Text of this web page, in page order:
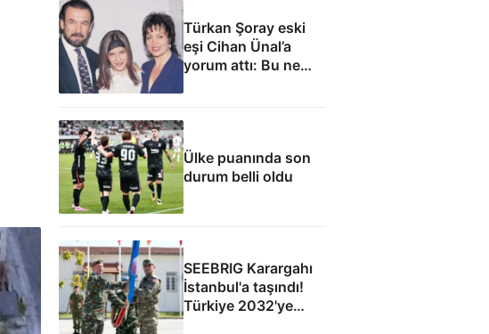
Türkan Şoray eski
eşi Cihan Ünal’a
yorum attı: Bu ne
Ülke puanında son
durum belli oldu
SEEBRIG Karargahı
İstanbul'a taşındı!
Türkiye 2032'ye
kadar ev sahibi